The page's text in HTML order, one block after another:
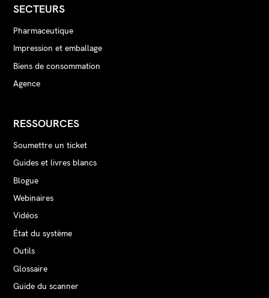
SECTEURS
Pharmaceutique
Impression et emballage
Biens de consommation
Agence
RESSOURCES
Soumettre un ticket
Guides et livres blancs
Blogue
Webinaires
Vidéos
État du système
Outils
Glossaire
Guide du scanner